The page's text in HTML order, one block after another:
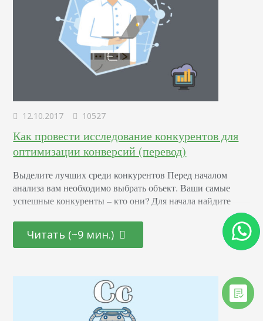
12.10.2017 10527
Как провести исследование конкурентов для
оптимизации конверсий (перевод)
Выделите лучших среди конкурентов Перед началом
анализа вам необходимо выбрать объект. Ваши самые
успешные конкуренты – кто они? Для начала найдите
предприятия, в которых ваши целевые клиенты могут
получить тот же вид услуг или товаров, которые вы
предлагаете. Включите как прямых, так и косвенных
конкурентов Прямыми конкурентами являются компании,
Косвенными…
Читать (~9 мин.)